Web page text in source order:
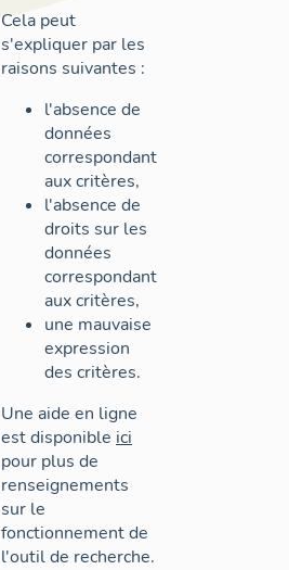
Cela peut
s'expliquer par les
raisons suivantes :
l'absence de
données
correspondant
aux critères,
l'absence de
droits sur les
données
correspondant
aux critères,
une mauvaise
expression
des critères.
Une aide en ligne
est disponible ici
pour plus de
renseignements
sur le
fonctionnement de
l'outil de recherche.